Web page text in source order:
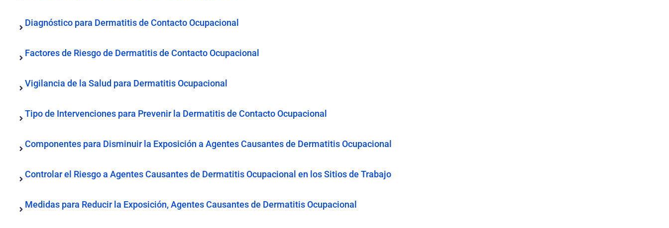
Diagnóstico para Dermatitis de Contacto Ocupacional
Factores de Riesgo de Dermatitis de Contacto Ocupacional
Vigilancia de la Salud para Dermatitis Ocupacional
Tipo de Intervenciones para Prevenir la Dermatitis de Contacto Ocupacional
Componentes para Disminuir la Exposición a Agentes Causantes de Dermatitis Ocupacional
Controlar el Riesgo a Agentes Causantes de Dermatitis Ocupacional en los Sitios de Trabajo
Medidas para Reducir la Exposición, Agentes Causantes de Dermatitis Ocupacional